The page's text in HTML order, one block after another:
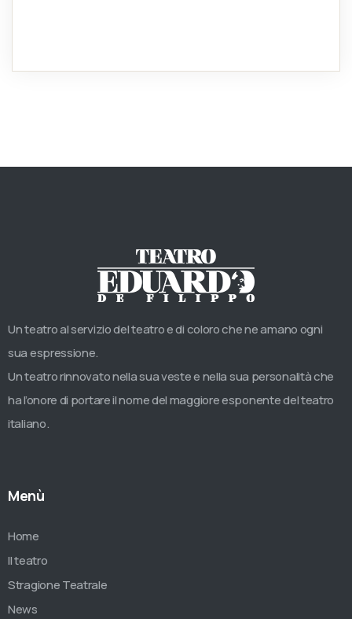
Un teatro al servizio del teatro e di coloro che ne amano ogni
sua espressione.
Un teatro rinnovato nella sua veste e nella sua personalità che
ha l’onore di portare il nome del maggiore esponente del teatro
italiano.
Menù
Home
Il teatro
Stragione Teatrale
News